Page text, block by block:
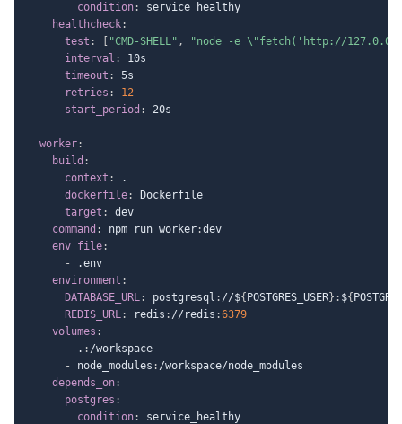
condition:
service_healthy
healthcheck:
test : "CMD-SHELL" ,
"node -e \"fetch('http://
interval :
10s
timeout :
5s
retries :
12
start_period : 20s
worker:
build :
context :
.
dockerfile:
Dockerfile
target :
dev
command : npm run worker:dev
env_file:
- .env
environment :
DATABASE_URL: postgresql : //${ POSTGRES_USER} : ${
REDIS_URL: redis : //redis :6379
volumes :
- . : /workspace
- node_modules : /workspace/node_modules
depends_on:
postgres :
condition:
service_healthy